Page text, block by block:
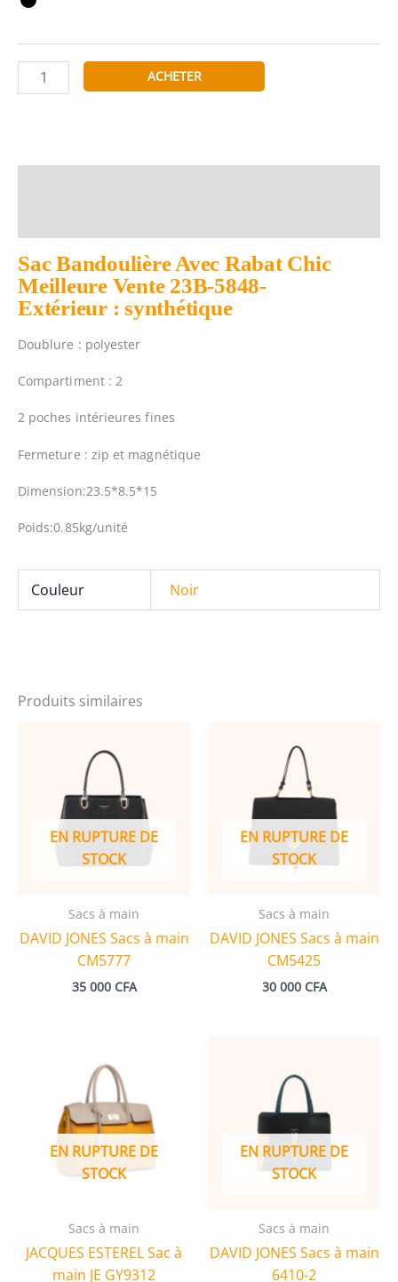
quantité
de
23B-
5848
ACHETER
Sac Bandoulière Avec Rabat Chic
Meilleure Vente 23B-5848-
Extérieur : synthétique
Doublure : polyester
Compartiment : 2
2 poches intérieures fines
Fermeture : zip et magnétique
Dimension:23.5*8.5*15
Poids:0.85kg/unité
Couleur Noir
Produits similaires
EN RUPTURE DE
STOCK
Sacs à main
DAVID JONES Sacs à main
CM5777
35 000 CFA
EN RUPTURE DE
STOCK
Sacs à main
DAVID JONES Sacs à main
CM5425
30 000 CFA
EN RUPTURE DE
STOCK
Sacs à main
JACQUES ESTEREL Sac à
main JE GY9312
EN RUPTURE DE
STOCK
Sacs à main
DAVID JONES Sacs à main
6410-2